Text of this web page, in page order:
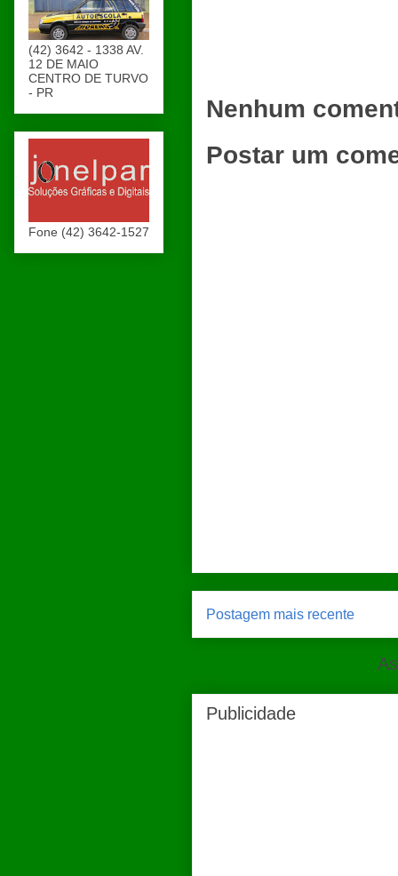
Nenhum
Postar um
Postagem mais recente
Publicidade
(42) 3642 - 1338 AV.
12 DE MAIO
CENTRO DE TURVO
- PR
Fone (42) 3642-1527